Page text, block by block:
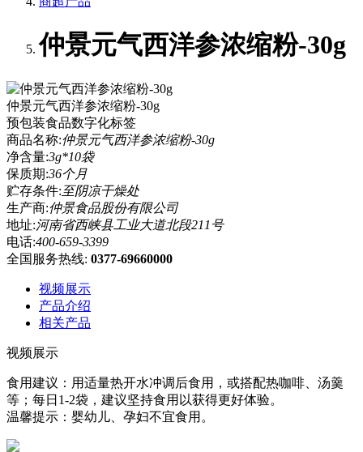
仲景元气西洋参浓缩粉-30g
仲景元气西洋参浓缩粉-30g
预包装食品数字化标签
商品名称:仲景元气西洋参浓缩粉-30g
净含量:3g*10袋
保质期:36个月
贮存条件:至阴凉干燥处
生产商:仲景食品股份有限公司
地址:河南省西峡县工业大道北段211号
电话:400-659-3399
全国服务热线: 0377-69660000
视频展示
产品介绍
相关产品
视频展示
食用建议：用适量热开水冲调后食用，或搭配热咖啡、汤羹
等；每日1-2袋，建议坚持食用以获得更好体验。
温馨提示：婴幼儿、孕妇不宜食用。